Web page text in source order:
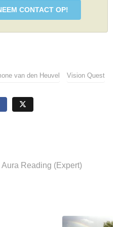
CONTACT OP!
van den Heuvel Vision Quest
Reading (Expert)